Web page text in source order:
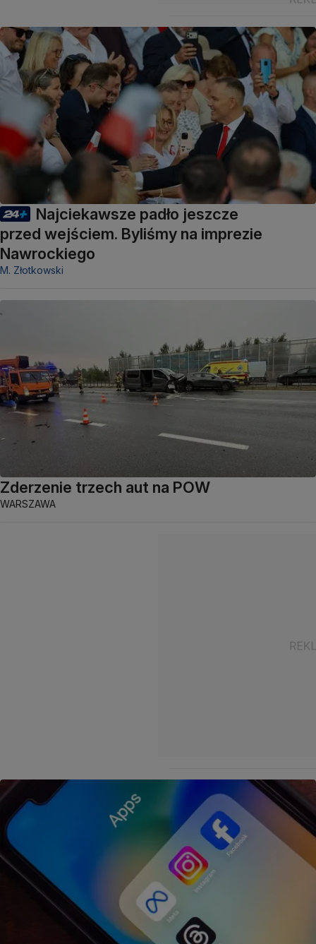
Najciekawsze padło jeszcze
przed wejściem. Byliśmy na imprezie
Nawrockiego
M. Złotkowski
Zderzenie trzech aut na POW
WARSZAWA